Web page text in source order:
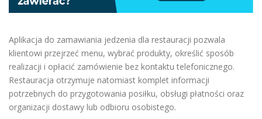
Aplikacja do zamawiania jedzenia dla restauracji pozwala
klientowi przejrzeć menu, wybrać produkty, określić sposób
realizacji i opłacić zamówienie bez kontaktu telefonicznego.
Restauracja otrzymuje natomiast komplet informacji
potrzebnych do przygotowania posiłku, obsługi płatności oraz
organizacji dostawy lub odbioru osobistego.